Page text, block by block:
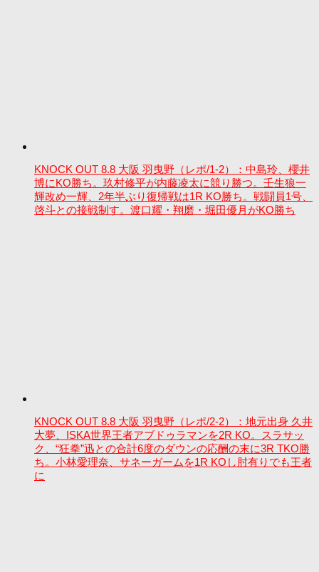
KNOCK OUT 8.8 大阪 羽曳野（レポ/1-2）：中島玲、櫻井
博にKO勝ち。玖村修平が内藤凌太に競り勝つ。壬生狼一
輝改め一輝、2年半ぶり復帰戦は1R KO勝ち。戦闘員1号、
啓斗との接戦制す。渡口耀・翔磨・堀田優月がKO勝ち
KNOCK OUT 8.8 大阪 羽曳野（レポ/2-2）：地元出身 久井
大夢、ISKA世界王者アブドゥラマンを2R KO。スラサッ
ク、“狂拳”迅との合計6度のダウンの応酬の末に3R TKO勝
ち。小林愛理奈、サネーガームを1R KOし肘有りでも王者
に